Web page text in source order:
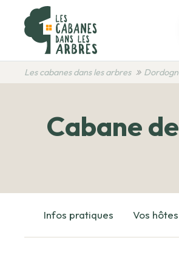
Les cabanes dans les arbres
Cabane
Infos pratiques Vos hôtes